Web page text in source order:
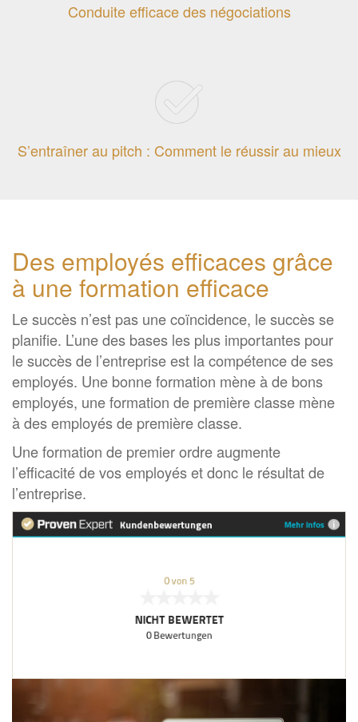
Conduite efficace des négociations
S’entraîner au pitch : Comment le réussir au mieux
Des employés efficaces grâce
à une formation efficace
Le succès n’est pas une coïncidence, le succès se
planifie. L’une des bases les plus importantes pour
le succès de l’entreprise est la compétence de ses
employés. Une bonne formation mène à de bons
employés, une formation de première classe mène
à des employés de première classe.
Une formation de premier ordre augmente
l’efficacité de vos employés et donc le résultat de
l’entreprise.